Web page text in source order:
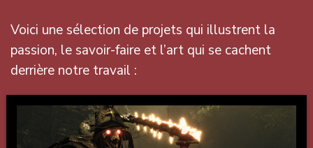
Voici une sélection de projets qui illustrent la
passion, le savoir-faire et l’art qui se cachent
derrière notre travail :